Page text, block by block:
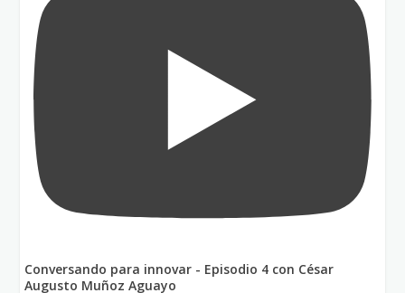
Conversando para innovar - Episodio 4 con César
Augusto Muñoz Aguayo